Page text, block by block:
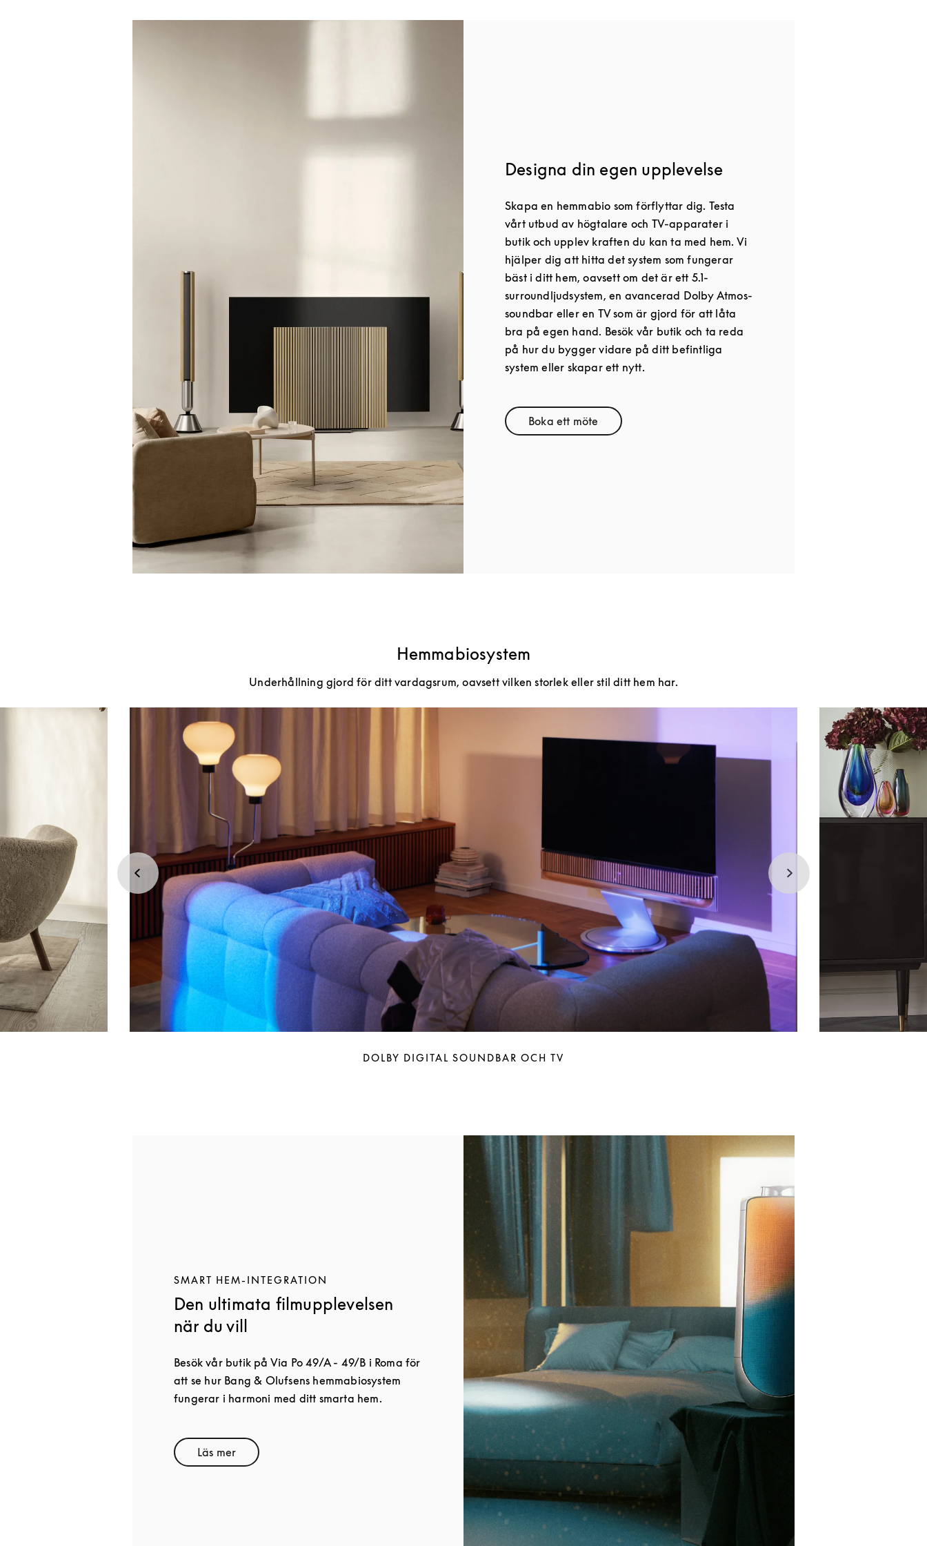
Designa din egen upplevelse
Skapa en hemmabio som förflyttar dig. Testa
vårt utbud av högtalare och TV-apparater i
butik och upplev kraften du kan ta med hem. Vi
hjälper dig att hitta det system som fungerar
bäst i ditt hem, oavsett om det är ett 5.1-
surroundljudsystem, en avancerad Dolby Atmos-
soundbar eller en TV som är gjord för att låta
bra på egen hand. Besök vår butik och ta reda
på hur du bygger vidare på ditt befintliga
system eller skapar ett nytt.
Boka ett möteLink Opens in New Tab
Hemmabiosystem
Underhållning gjord för ditt vardagsrum, oavsett vilken storlek eller stil ditt hem har.
DOLBY DIGITAL SOUNDBAR OCH TV
Event Image
SMART HEM-INTEGRATION
Den ultimata filmupplevelsen
när du vill
Besök vår butik på Via Po 49/A - 49/B i Roma för
att se hur Bang & Olufsens hemmabiosystem
fungerar i harmoni med ditt smarta hem.
Läs merLink Opens in New Tab